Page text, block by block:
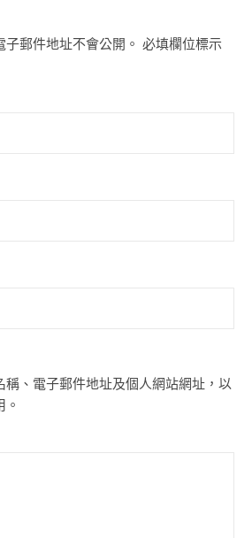
郵件地址不會公開。 必填欄位標示
稱、電子郵件地址及個人網站網址，以